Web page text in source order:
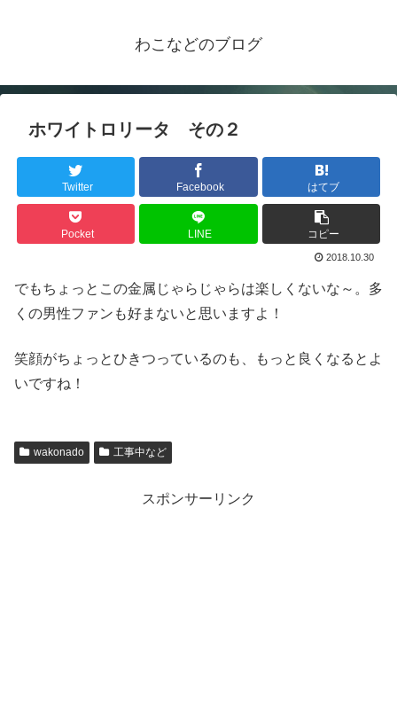
わこなどのブログ
ホワイトロリータ その２
Twitter Facebook はてブ
Pocket LINE コピー
2018.10.30
でもちょっとこの金属じゃらじゃらは楽しくないな～。多
くの男性ファンも好まないと思いますよ！
笑顔がちょっとひきつっているのも、もっと良くなるとよ
いですね！
wakonado 工事中など
スポンサーリンク